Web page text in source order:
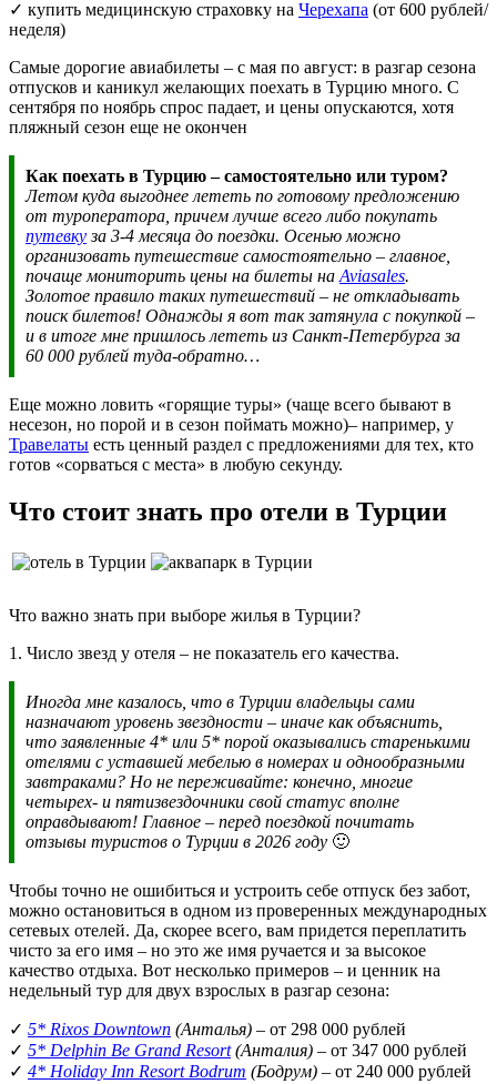
✓ купить медицинскую страховку на Черехапа (от 600 рублей/
неделя)
Самые дорогие авиабилеты – с мая по август: в разгар сезона
отпусков и каникул желающих поехать в Турцию много. С
сентября по ноябрь спрос падает, и цены опускаются, хотя
пляжный сезон еще не окончен
Как поехать в Турцию – самостоятельно или туром?
Летом куда выгоднее лететь по готовому предложению
от туроператора, причем лучше всего либо покупать
путевкуза 3-4 месяца до поездки. Осенью можно
организовать путешествие самостоятельно – главное,
почаще мониторить цены на билеты на Aviasales.
Золотое правило таких путешествий – не откладывать
поиск билетов! Однажды я вот так затянула с покупкой –
и в итоге мне пришлось лететь из Санкт-Петербурга за
60 000 рублей туда-обратно…
Еще можно ловить «горящие туры» (чаще всего бывают в
несезон, но порой и в сезон поймать можно)– например, у
Травелаты есть ценный раздел с предложениями для тех, кто
готов «сорваться с места» в любую секунду.
Что стоит знать про отели в Турции
Что важно знать при выборе жилья в Турции?
1. Число звезд у отеля – не показатель его качества.
Иногда мне казалось, что в Турции владельцы сами
назначают уровень звездности – иначе как объяснить,
что заявленные 4* или 5* порой оказывались старенькими
отелями с уставшей мебелью в номерах и однообразными
завтраками? Но не переживайте: конечно, многие
четырех- и пятизвездочники свой статус вполне
оправдывают! Главное – перед поездкой почитать
отзывы туристов о Турции в 2026 году 🙂
Чтобы точно не ошибиться и устроить себе отпуск без забот,
можно остановиться в одном из проверенных международных
сетевых отелей. Да, скорее всего, вам придется переплатить
чисто за его имя – но это же имя ручается и за высокое
качество отдыха. Вот несколько примеров – и ценник на
недельный тур для двух взрослых в разгар сезона:
✓ 5* Rixos Downtown (Анталья) – от 298 000 рублей
✓ 5* Delphin Be Grand Resort(Анталия) – от 347 000 рублей
✓ 4* Holiday Inn Resort Bodrum (Бодрум) – от 240 000 рублей